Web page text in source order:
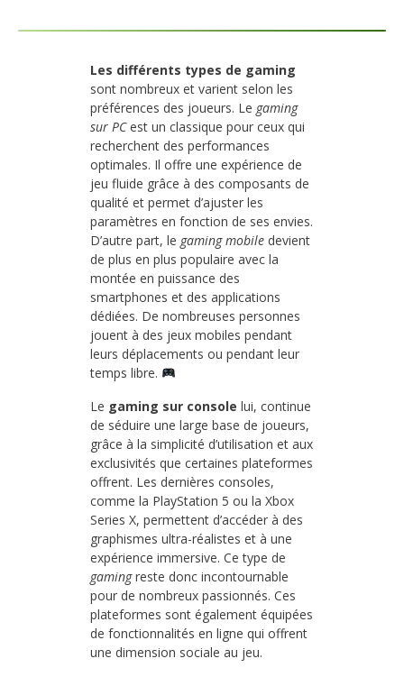
Les différents types de gaming
sont nombreux et varient selon les
préférences des joueurs. Le gaming
sur PCest un classique pour ceux qui
recherchent des performances
optimales. Il offre une expérience de
jeu fluide grâce à des composants de
qualité et permet d’ajuster les
paramètres en fonction de ses envies.
D’autre part, le gaming mobile devient
de plus en plus populaire avec la
montée en puissance des
smartphones et des applications
dédiées. De nombreuses personnes
jouent à des jeux mobiles pendant
leurs déplacements ou pendant leur
temps libre.
Le gaming sur console lui, continue
de séduire une large base de joueurs,
grâce à la simplicité d’utilisation et aux
exclusivités que certaines plateformes
offrent. Les dernières consoles,
comme la PlayStation 5 ou la Xbox
Series X, permettent d’accéder à des
graphismes ultra-réalistes et à une
expérience immersive. Ce type de
gamingreste donc incontournable
pour de nombreux passionnés. Ces
plateformes sont également équipées
de fonctionnalités en ligne qui offrent
une dimension sociale au jeu.